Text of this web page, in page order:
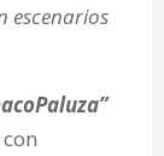
escenarios